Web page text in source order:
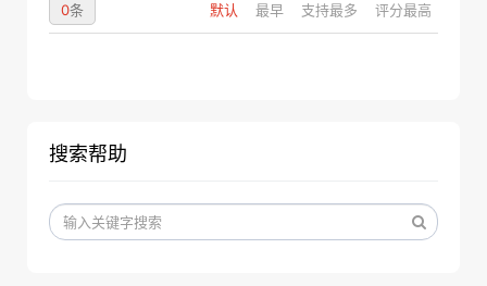
默认 最早 支持最多 评分最高
0条
搜索帮助